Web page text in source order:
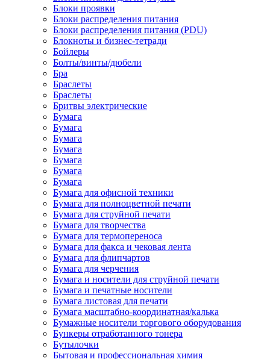
Блоки проявки
Блоки распределения питания
Блоки распределения питания (PDU)
Блокноты и бизнес-тетради
Бойлеры
Болты/винты/дюбели
Бра
Браслеты
Браслеты
Бритвы электрические
Бумага
Бумага
Бумага
Бумага
Бумага
Бумага
Бумага
Бумага для офисной техники
Бумага для полноцветной печати
Бумага для струйной печати
Бумага для творчества
Бумага для термопереноса
Бумага для факса и чековая лента
Бумага для флипчартов
Бумага для черчения
Бумага и носители для струйной печати
Бумага и печатные носители
Бумага листовая для печати
Бумага масштабно-координатная/калька
Бумажные носители торгового оборудования
Бункеры отработанного тонера
Бутылочки
Бытовая и профессиональная химия